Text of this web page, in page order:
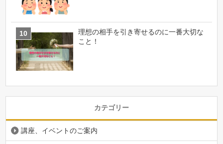
理想の相手を引き寄せるのに一番大切な
こと！
カテゴリー
講座、イベントのご案内